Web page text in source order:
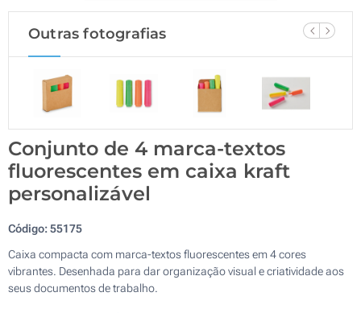
Outras fotografias
Conjunto de 4 marca-textos
fluorescentes em caixa kraft
personalizável
Código:55175
Caixa compacta com marca-textos fluorescentes em 4 cores
vibrantes. Desenhada para dar organização visual e criatividade aos
seus documentos de trabalho.